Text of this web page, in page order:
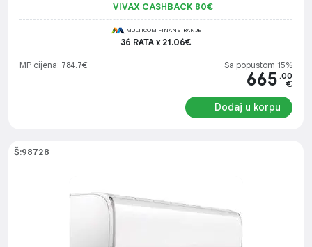
VIVAX CASHBACK 80€
MULTICOM FINANSIRANJE
36 RATA x 21.06€
MP cijena: 784.7€ Sa popustom 15%
665 .00
€
Dodaj u korpu
Š:98728